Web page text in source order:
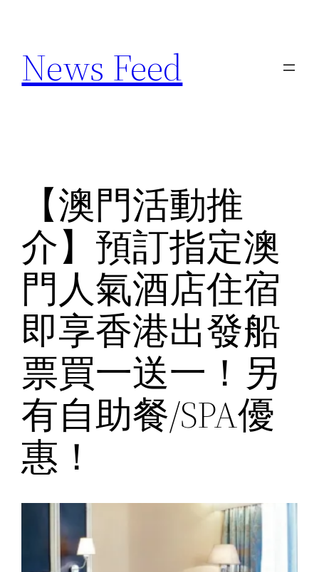
content
News Feed
【澳門活動推
介】預訂指定澳
門人氣酒店住宿
即享香港出發船
票買一送一！另
有自助餐/SPA優
惠！